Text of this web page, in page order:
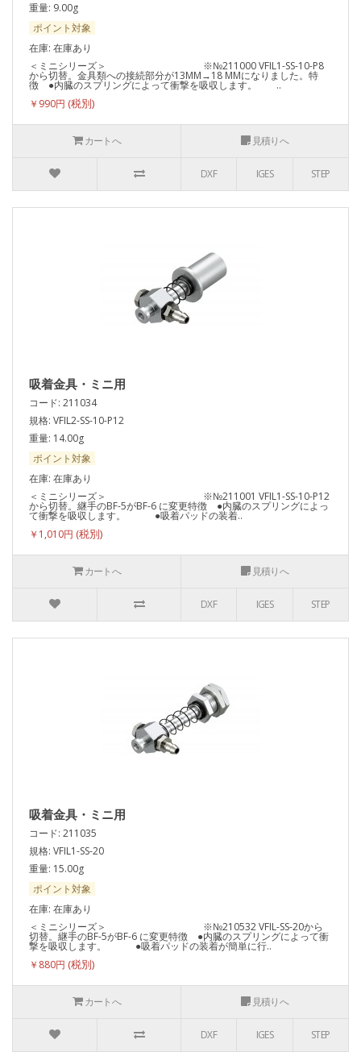
重量: 9.00g
ポイント対象
在庫: 在庫あり
＜ミニシリーズ＞ ※№211000 VFIL1-SS-10-P8
から切替。金具類への接続部分が13MM→18 MMになりました。特
徴 ●内臓のスプリングによって衝撃を吸収します。 ..
￥990円
カートへ 見積りへ
DXF IGES STEP
吸着金具・ミニ用
コード: 211034
規格: VFIL2-SS-10-P12
重量: 14.00g
ポイント対象
在庫: 在庫あり
＜ミニシリーズ＞ ※№211001 VFIL1-SS-10-P12
から切替。継手のBF-5がBF-6 に変更特徴 ●内臓のスプリングによっ
て衝撃を吸収します。 ●吸着パッドの装着..
￥1,010円
カートへ 見積りへ
DXF IGES STEP
吸着金具・ミニ用
コード: 211035
規格: VFIL1-SS-20
重量: 15.00g
ポイント対象
在庫: 在庫あり
＜ミニシリーズ＞ ※№210532 VFIL-SS-20から
切替。継手のBF-5がBF-6 に変更特徴 ●内臓のスプリングによって衝
撃を吸収します。 ●吸着パッドの装着が簡単に行..
￥880円
カートへ 見積りへ
DXF IGES STEP